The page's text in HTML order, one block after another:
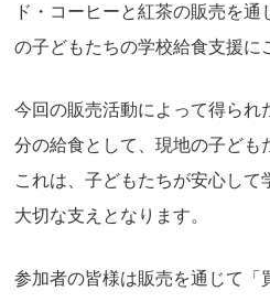
ド・コーヒーと紅茶の販売を
の子どもたちの学校給食支援に
今回の販売活動によって得られ
分の給食として、現地の子ども
これは、子どもたちが安心して
大切な支えとなります。
参加者の皆様は販売を通じて「